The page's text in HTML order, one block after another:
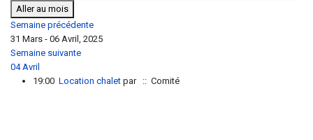
Aller au mois
Semaine précédente
31 Mars - 06 Avril, 2025
Semaine suivante
04 Avril
19:00 Location chalet par :: Comité